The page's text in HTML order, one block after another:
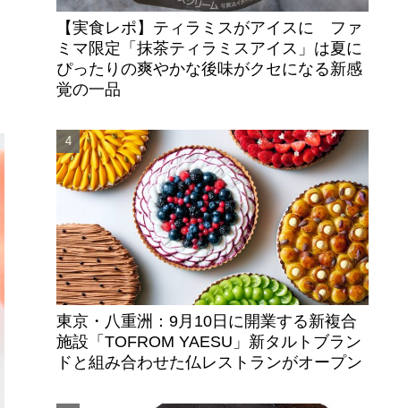
【実食レポ】ティラミスがアイスに ファ
ミマ限定「抹茶ティラミスアイス」は夏に
ぴったりの爽やかな後味がクセになる新感
覚の一品
東京・八重洲：9月10日に開業する新複合
施設「TOFROM YAESU」新タルトブラン
ドと組み合わせた仏レストランがオープン